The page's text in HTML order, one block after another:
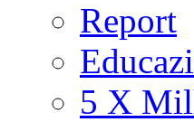
Report
5 X